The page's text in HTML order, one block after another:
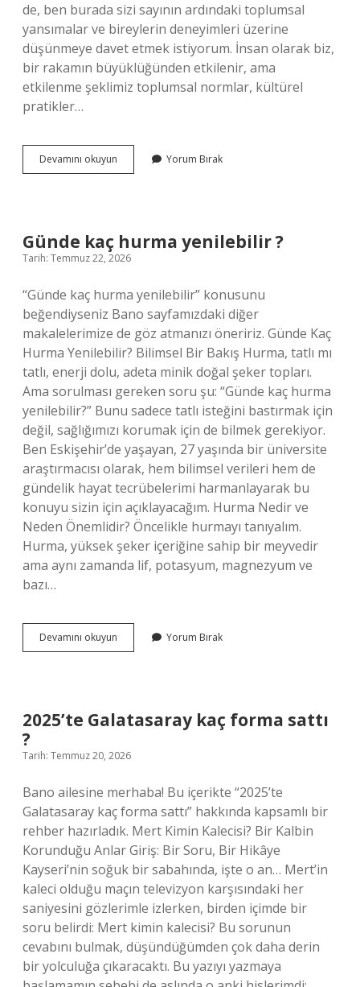
de, ben burada sizi sayının ardındaki toplumsal
yansımalar ve bireylerin deneyimleri üzerine
düşünmeye davet etmek istiyorum. İnsan olarak biz,
bir rakamın büyüklüğünden etkilenir, ama
etkilenme şeklimiz toplumsal normlar, kültürel
pratikler…
Devamını okuyun
trilyon
Yorum Bırak
Günde kaç hurma yenilebilir ?
Tarih: Temmuz 22, 2026
“Günde kaç hurma yenilebilir” konusunu
beğendiyseniz Bano sayfamızdaki diğer
makalelerimize de göz atmanızı öneririz. Günde Kaç
Hurma Yenilebilir? Bilimsel Bir Bakış Hurma, tatlı mı
tatlı, enerji dolu, adeta minik doğal şeker topları.
Ama sorulması gereken soru şu: “Günde kaç hurma
yenilebilir?” Bunu sadece tatlı isteğini bastırmak için
değil, sağlığımızı korumak için de bilmek gerekiyor.
Ben Eskişehir’de yaşayan, 27 yaşında bir üniversite
araştırmacısı olarak, hem bilimsel verileri hem de
gündelik hayat tecrübelerimi harmanlayarak bu
konuyu sizin için açıklayacağım. Hurma Nedir ve
Neden Önemlidir? Öncelikle hurmayı tanıyalım.
Hurma, yüksek şeker içeriğine sahip bir meyvedir
ama aynı zamanda lif, potasyum, magnezyum ve
bazı…
Devamını okuyun
kaç
Yorum Bırak
2025’te Galatasaray kaç forma sattı
?
Tarih: Temmuz 20, 2026
Bano ailesine merhaba! Bu içerikte “2025’te
Galatasaray kaç forma sattı” hakkında kapsamlı bir
rehber hazırladık. Mert Kimin Kalecisi? Bir Kalbin
Korunduğu Anlar Giriş: Bir Soru, Bir Hikâye
Kayseri’nin soğuk bir sabahında, işte o an… Mert’in
kaleci olduğu maçın televizyon karşısındaki her
saniyesini gözlerimle izlerken, birden içimde bir
soru belirdi: Mert kimin kalecisi? Bu sorunun
cevabını bulmak, düşündüğümden çok daha derin
bir yolculuğa çıkaracaktı. Bu yazıyı yazmaya